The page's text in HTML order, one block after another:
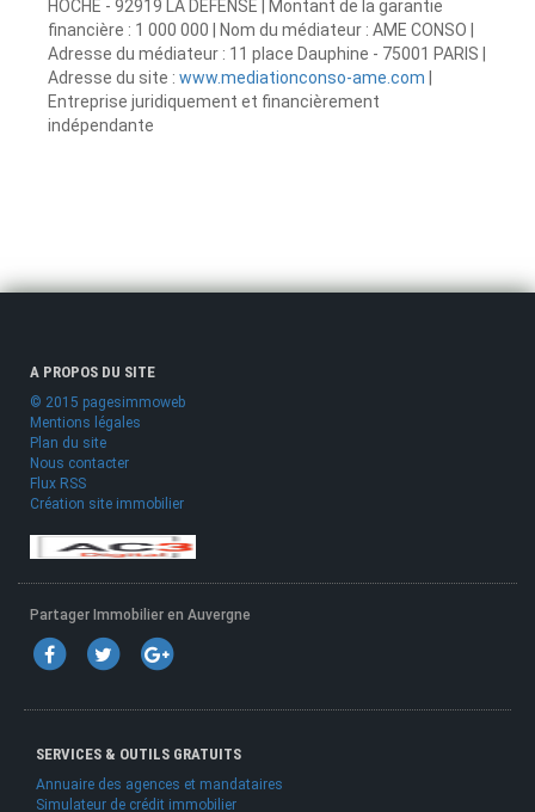
HOCHE - 92919 LA DÉFENSE | Montant de la garantie
financière : 1 000 000 | Nom du médiateur : AME CONSO |
Adresse du médiateur : 11 place Dauphine - 75001 PARIS |
Adresse du site : www.mediationconso-ame.com
Entreprise juridiquement et financièrement
indépendante
A PROPOS DU SITE
© 2015 pagesimmoweb
Mentions légales
Plan du site
Nous contacter
Flux RSS
Création site immobilier
Partager Immobilier en Auvergne
SERVICES & OUTILS GRATUITS
Annuaire des agences et mandataires
Simulateur de crédit immobilier